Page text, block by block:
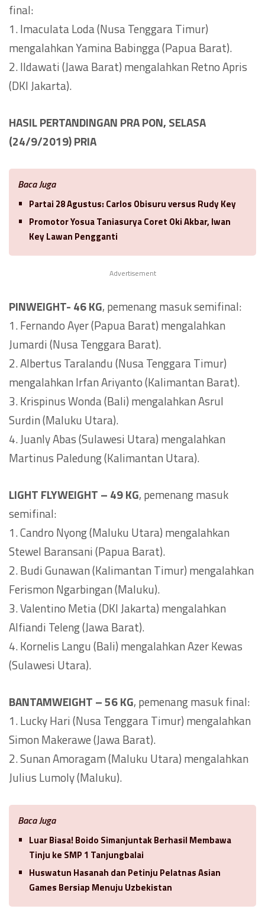
final:
1. Imaculata Loda (Nusa Tenggara Timur)
mengalahkan Yamina Babingga (Papua Barat).
2. Ildawati (Jawa Barat) mengalahkan Retno Apris
(DKI Jakarta).
HASIL PERTANDINGAN PRA PON, SELASA
(24/9/2019) PRIA
Baca Juga
Partai 28 Agustus: Carlos Obisuru versus Rudy Key
Promotor Yosua Taniasurya Coret Oki Akbar, Iwan
Key Lawan Pengganti
Advertisement
PINWEIGHT- 46 KG, pemenang masuk semifinal:
1. Fernando Ayer (Papua Barat) mengalahkan
Jumardi (Nusa Tenggara Barat).
2. Albertus Taralandu (Nusa Tenggara Timur)
mengalahkan Irfan Ariyanto (Kalimantan Barat).
3. Krispinus Wonda (Bali) mengalahkan Asrul
Surdin (Maluku Utara).
4. Juanly Abas (Sulawesi Utara) mengalahkan
Martinus Paledung (Kalimantan Utara).
LIGHT FLYWEIGHT – 49 KG, pemenang masuk
semifinal:
1. Candro Nyong (Maluku Utara) mengalahkan
Stewel Baransani (Papua Barat).
2. Budi Gunawan (Kalimantan Timur) mengalahkan
Ferismon Ngarbingan (Maluku).
3. Valentino Metia (DKI Jakarta) mengalahkan
Alfiandi Teleng (Jawa Barat).
4. Kornelis Langu (Bali) mengalahkan Azer Kewas
(Sulawesi Utara).
BANTAMWEIGHT – 56 KG, pemenang masuk final:
1. Lucky Hari (Nusa Tenggara Timur) mengalahkan
Simon Makerawe (Jawa Barat).
2. Sunan Amoragam (Maluku Utara) mengalahkan
Julius Lumoly (Maluku).
Baca Juga
Luar Biasa! Boido Simanjuntak Berhasil Membawa
Tinju ke SMP 1 Tanjungbalai
Huswatun Hasanah dan Petinju Pelatnas Asian
Games Bersiap Menuju Uzbekistan